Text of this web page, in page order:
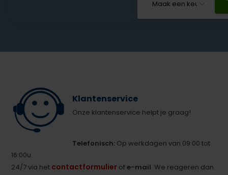
Klantenservice
Onze klantenservice helpt je graag!
Telefonisch: Op werkdagen van 09:00 tot
16:00u.
24/7 via het contactformulier ofe-mail. We reageren dan